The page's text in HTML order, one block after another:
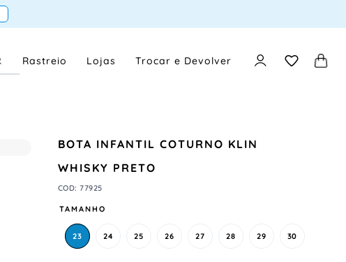
Rastreio Lojas Trocar e Devolver
BOTA INFANTIL COTURNO KLIN
WHISKY PRETO
COD:77925
TAMANHO
23 24 25 26 27 28 29 30